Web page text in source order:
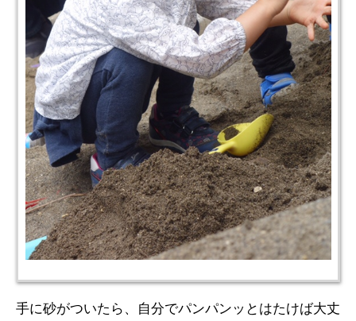
手に砂がついたら、自分でパンパンッとはたけば大丈